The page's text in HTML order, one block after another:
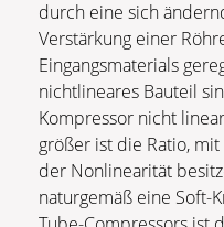
durch eine sich
Verstärkung einer
Eingangsmaterials
nichtlineares Bauteil
Kompressor nicht
größer ist die Ratio,
der Nonlinearität
naturgemäß eine Soft-